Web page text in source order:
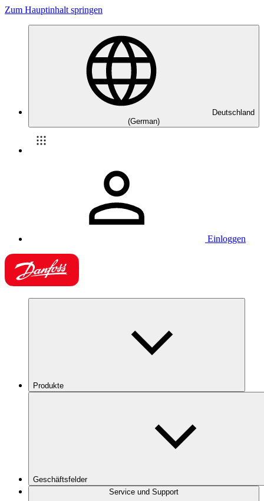
Zum Hauptinhalt springen
Deutschland
(German)
Einloggen
Produkte
Geschäftsfelder
Service und Support